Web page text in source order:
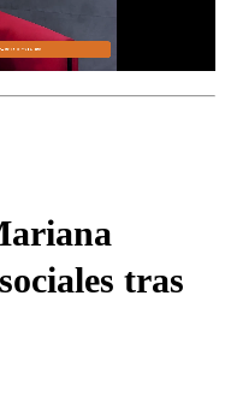
tras